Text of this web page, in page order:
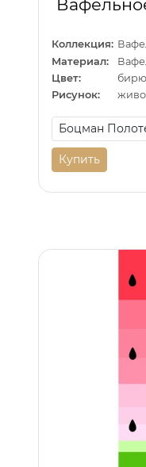
Коллекция:
Материал:
Цвет:
Рисунок:
Купить